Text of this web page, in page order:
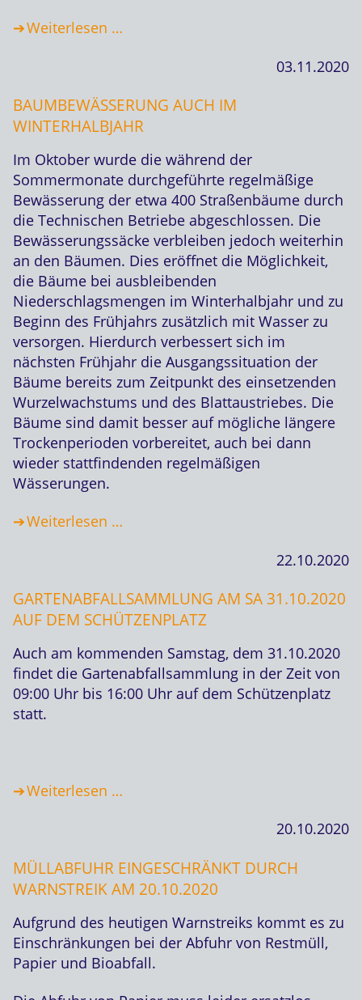
Weiterlesen …
03.11.2020
BAUMBEWÄSSERUNG AUCH IM
WINTERHALBJAHR
Im Oktober wurde die während der
Sommermonate durchgeführte regelmäßige
Bewässerung der etwa 400 Straßenbäume durch
die Technischen Betriebe abgeschlossen. Die
Bewässerungssäcke verbleiben jedoch weiterhin
an den Bäumen. Dies eröffnet die Möglichkeit,
die Bäume bei ausbleibenden
Niederschlagsmengen im Winterhalbjahr und zu
Beginn des Frühjahrs zusätzlich mit Wasser zu
versorgen. Hierdurch verbessert sich im
nächsten Frühjahr die Ausgangssituation der
Bäume bereits zum Zeitpunkt des einsetzenden
Wurzelwachstums und des Blattaustriebes. Die
Bäume sind damit besser auf mögliche längere
Trockenperioden vorbereitet, auch bei dann
wieder stattfindenden regelmäßigen
Wässerungen.
Weiterlesen …
22.10.2020
GARTENABFALLSAMMLUNG AM SA 31.10.2020
AUF DEM SCHÜTZENPLATZ
Auch am kommenden Samstag, dem 31.10.2020
findet die Gartenabfallsammlung in der Zeit von
09:00 Uhr bis 16:00 Uhr auf dem Schützenplatz
statt.
Weiterlesen …
20.10.2020
MÜLLABFUHR EINGESCHRÄNKT DURCH
WARNSTREIK AM 20.10.2020
Aufgrund des heutigen Warnstreiks kommt es zu
Einschränkungen bei der Abfuhr von Restmüll,
Papier und Bioabfall.